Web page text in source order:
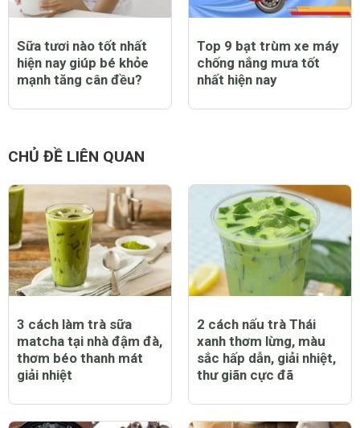
Sữa tươi nào tốt nhất
hiện nay giúp bé khỏe
mạnh tăng cân đều?
Top 9 bạt trùm xe máy
chống nắng mưa tốt
nhất hiện nay
CHỦ ĐỀ LIÊN QUAN
3 cách làm trà sữa
matcha tại nhà đậm đà,
thơm béo thanh mát
giải nhiệt
2 cách nấu trà Thái
xanh thơm lừng, màu
sắc hấp dẫn, giải nhiệt,
thư giãn cực đã